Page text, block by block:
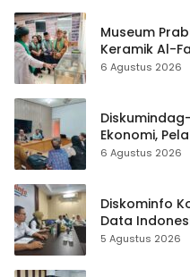
Museum
Keramik Al-
Hampir 500
6 Agustus 2026
Ekonomi,
Terbuka Beri
6 Agustus 2026
Diskominfo
Data
Kewilayahan
5 Agustus 2026